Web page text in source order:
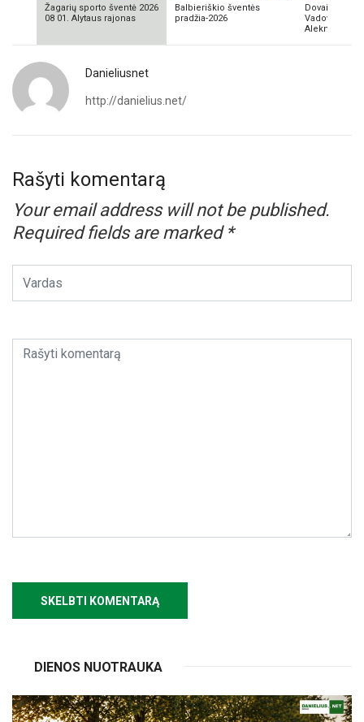
Žagarių sporto šventė 2026
08 01. Alytaus rajonas
Balbieriškio šventės
pradžia-2026
Dovainonių
Vadovas
Aleknavičius
Danieliusnet
http://danielius.net/
Rašyti komentarą
Your email address will not be published.
Required fields are marked *
DIENOS NUOTRAUKA